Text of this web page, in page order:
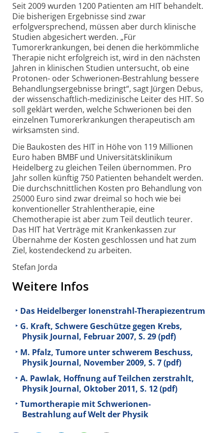
Seit 2009 wurden 1200 Patienten am HIT behandelt.
Die bisherigen Ergebnisse sind zwar
erfolgversprechend, müssen aber durch klinische
Studien abgesichert werden. „Für
Tumorerkrankungen, bei denen die herkömmliche
Therapie nicht erfolgreich ist, wird in den nächsten
Jahren in klinischen Studien untersucht, ob eine
Protonen- oder Schwerionen-Bestrahlung bessere
Behandlungsergebnisse bringt“, sagt Jürgen Debus,
der wissenschaftlich-medizinische Leiter des HIT. So
soll geklärt werden, welche Schwerionen bei den
einzelnen Tumorerkrankungen therapeutisch am
wirksamsten sind.
Die Baukosten des HIT in Höhe von 119 Millionen
Euro haben BMBF und Universitätsklinikum
Heidelberg zu gleichen Teilen übernommen. Pro
Jahr sollen künftig 750 Patienten behandelt werden.
Die durchschnittlichen Kosten pro Behandlung von
25000 Euro sind zwar dreimal so hoch wie bei
konventioneller Strahlentherapie, eine
Chemotherapie ist aber zum Teil deutlich teurer.
Das HIT hat Verträge mit Krankenkassen zur
Übernahme der Kosten geschlossen und hat zum
Ziel, kostendeckend zu arbeiten.
Stefan Jorda
Weitere Infos
Das Heidelberger Ionenstrahl-Therapiezentrum
G. Kraft, Schwere Geschütze gegen Krebs,
Physik Journal, Februar 2007, S. 29 (pdf)
M. Pfalz, Tumore unter schwerem Beschuss,
Physik Journal, November 2009, S. 7 (pdf)
A. Pawlak, Hoffnung auf Teilchen zerstrahlt,
Physik Journal, Oktober 2011, S. 12 (pdf)
Tumortherapie mit Schwerionen-
Bestrahlung auf Welt der Physik